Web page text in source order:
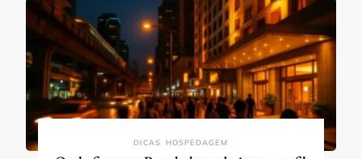
DICAS HOSPEDAGEM